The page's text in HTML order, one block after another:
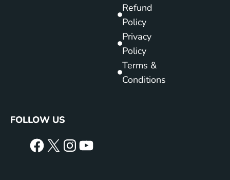
Refund
Policy
Privacy
Policy
Terms &
Conditions
FOLLOW US